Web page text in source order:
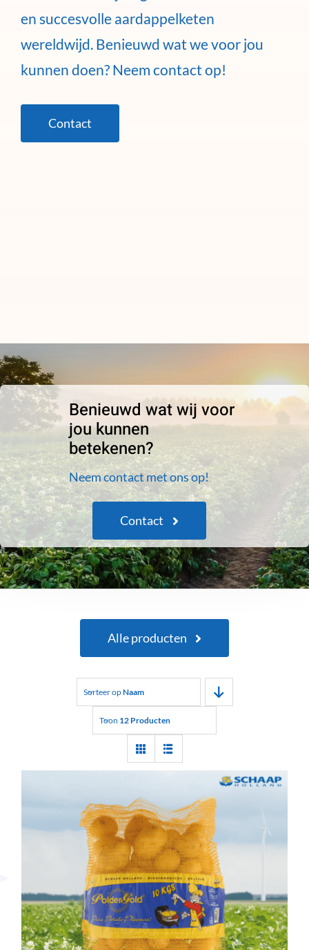
en succesvolle aardappelketen
wereldwijd. Benieuwd wat we voor jou
kunnen doen? Neem contact op!
Contact
Benieuwd wat wij voor
jou kunnen
betekenen?
Neem contact met ons op!
Contact
Alle producten
Sorteer opNaam
Toon 12 Producten